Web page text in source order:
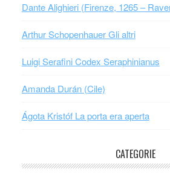
Dante Alighieri (Firenze, 1265 –
Arthur Schopenhauer Gli altri
Luigi Serafini Codex Seraphinianus
Amanda Durán (Cile)
Ágota Kristóf La porta era aperta
CATEGORIE